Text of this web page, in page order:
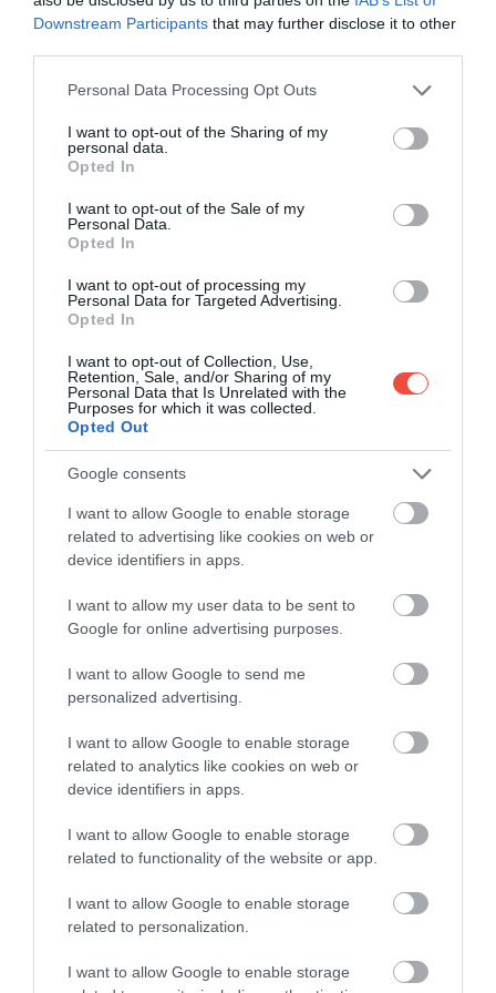
Downstream Participants that may further disclose it to other
Please note that this website/app uses one or more Google
not limited to your visit or usage behaviour. You may click to
grant or deny consent to Google and its third-party tags to
use your data for below specified purposes in below Google
consent section.
Personal Data Processing Opt Outs
I want to opt-out of the Sharing of my
personal data.
Opted In
I want to opt-out of the Sale of my
Personal Data.
Opted In
I want to opt-out of processing my
Personal Data for Targeted Advertising.
Opted In
I want to opt-out of Collection, Use,
Retention, Sale, and/or Sharing of my
Personal Data that Is Unrelated with the
Purposes for which it was collected.
Opted Out
Google consents
I want to allow Google to enable storage
related to advertising like cookies on web or
device identifiers in apps.
I want to allow my user data to be sent to
Google for online advertising purposes.
I want to allow Google to send me
personalized advertising.
I want to allow Google to enable storage
related to analytics like cookies on web or
device identifiers in apps.
I want to allow Google to enable storage
related to functionality of the website or app.
I want to allow Google to enable storage
related to personalization.
I want to allow Google to enable storage
teszik számára, hogy elkerülje az öregedéssel járó
betegségeket.
Grönlandi cápa
A listából ugyanakkor nem maradhat ki Jonathan, a
világ legidősebb szárazföldi gerincese sem.
Jonathan, a Seychelle-szigeteken élő teknős a
becslések szerint idén töltötte be 193. életévét, de
életének hossza miatt a Guinness Rekordok
Könyvébe is bekerült.